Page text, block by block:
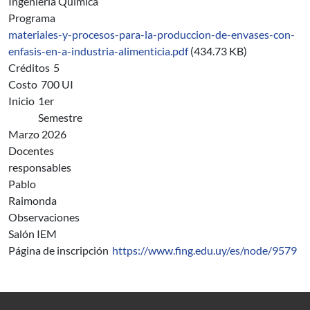
Programa
materiales-y-procesos-para-la-produccion-de-envases-con-
enfasis-en-a-industria-alimenticia.pdf (434.73 KB)
Créditos 5
Costo 700 UI
Inicio 1er
Semestre
Marzo 2026
Docentes
responsables
Pablo
Raimonda
Observaciones
Salón IEM
Página de inscripción https://www.fing.edu.uy/es/node/9579